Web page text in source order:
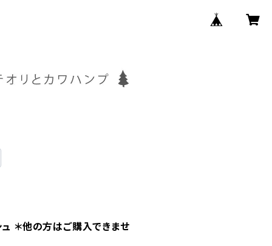
＊他の方はご購入できませ